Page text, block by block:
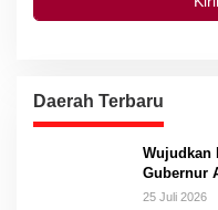
Daerah Terbaru
Wujudkan
Gubernur
Gantung
25 Juli 2026